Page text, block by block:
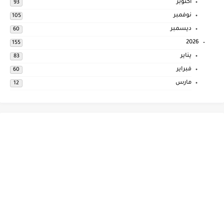
أكتوبر 93
نوفمبر 105
ديسمبر 60
2026
155
يناير 83
فبراير 60
مارس 12